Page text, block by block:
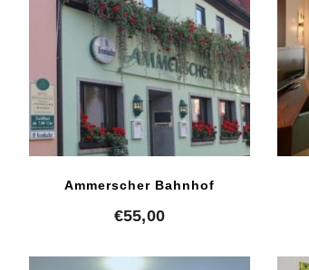
Ammerscher Bahnhof
€55,00